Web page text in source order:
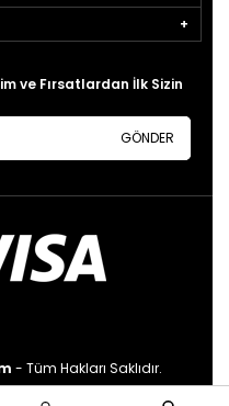
ve Fırsatlardan İlk Sizin
GÖNDER
- Tüm Hakları Saklıdır.